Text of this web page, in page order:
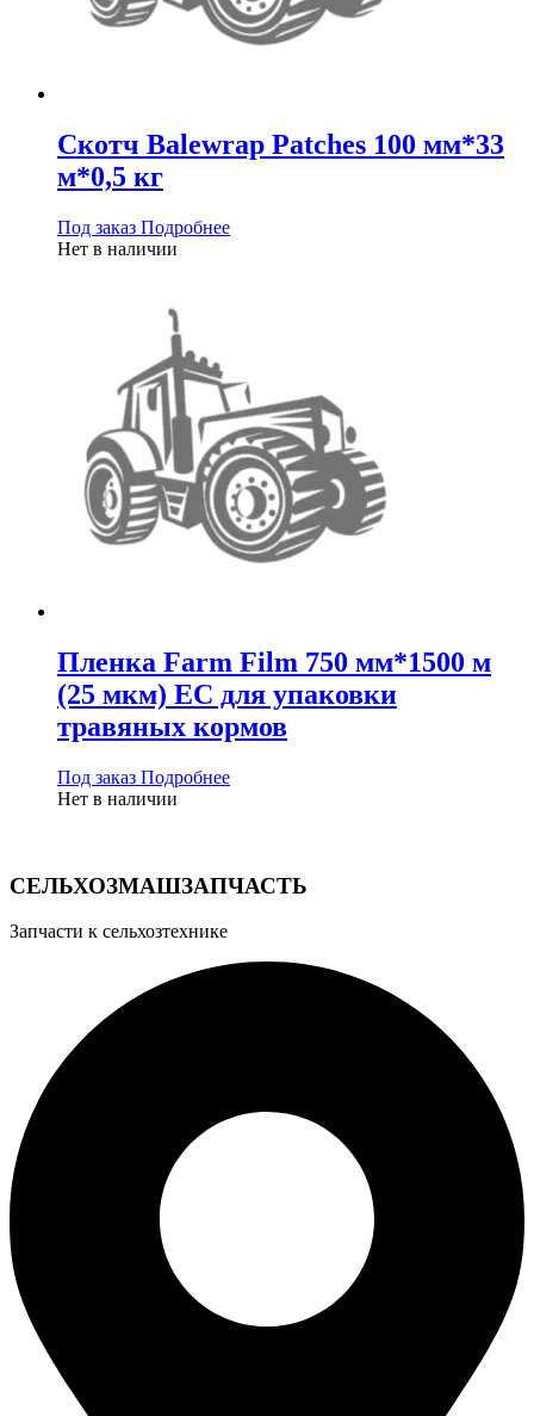
Скотч Balewrap Patches 100 мм*33
м*0,5 кг
Под заказ Подробнее
Нет в наличии
Пленка Farm Film 750 мм*1500 м
(25 мкм) ЕС для упаковки
травяных кормов
Под заказ Подробнее
Нет в наличии
Узнать подробнее
СЕЛЬХОЗМАШЗАПЧАСТЬ
Запчасти к сельхозтехнике